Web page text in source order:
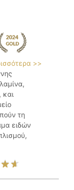
>>
τη
ειδών